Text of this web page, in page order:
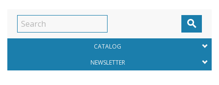

CATALOG
NEWSLETTER